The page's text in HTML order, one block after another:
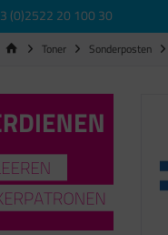
(0)2522 20 100 30
Toner Sonderposten